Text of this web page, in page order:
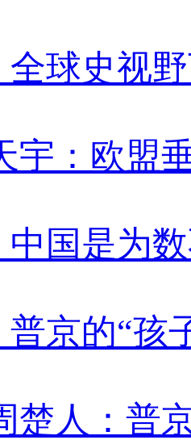
全球史视
宇：欧盟
中国是为
普京的“孩
楚人：普